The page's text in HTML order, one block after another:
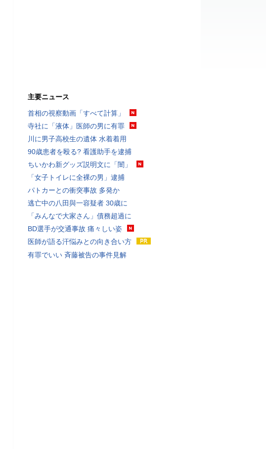
主要ニュース
首相の視察動画「すべて計算」
寺社に「液体」医師の男に有罪
川に男子高校生の遺体 水着着用
90歳患者を殴る? 看護助手を逮捕
ちいかわ新グッズ説明文に「闇」
「女子トイレに全裸の男」逮捕
パトカーとの衝突事故 多発か
逃亡中の八田與一容疑者 30歳に
「みんなで大家さん」債務超過に
BD選手が交通事故 痛々しい姿
医師が語る汗悩みとの向き合い方
有罪でいい 斉藤被告の事件見解